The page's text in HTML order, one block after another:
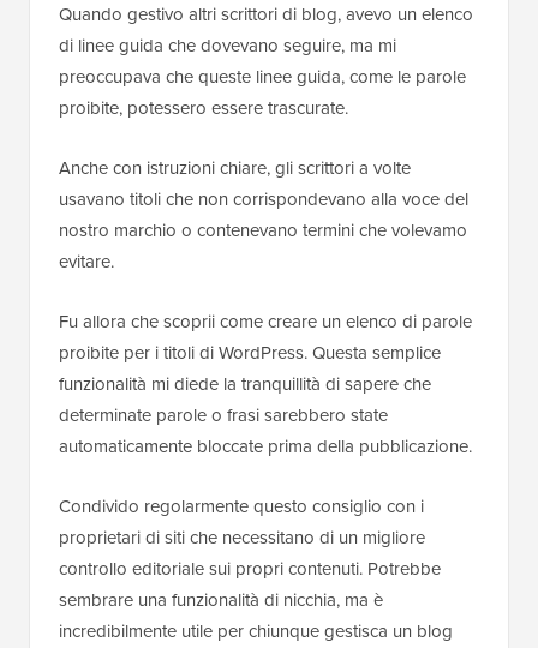
Quando gestivo altri scrittori di blog, avevo un elenco
di linee guida che dovevano seguire, ma mi
preoccupava che queste linee guida, come le parole
proibite, potessero essere trascurate.
Anche con istruzioni chiare, gli scrittori a volte
usavano titoli che non corrispondevano alla voce del
nostro marchio o contenevano termini che volevamo
evitare.
Fu allora che scoprii come creare un elenco di parole
proibite per i titoli di WordPress. Questa semplice
funzionalità mi diede la tranquillità di sapere che
determinate parole o frasi sarebbero state
automaticamente bloccate prima della pubblicazione.
Condivido regolarmente questo consiglio con i
proprietari di siti che necessitano di un migliore
controllo editoriale sui propri contenuti. Potrebbe
sembrare una funzionalità di nicchia, ma è
incredibilmente utile per chiunque gestisca un blog